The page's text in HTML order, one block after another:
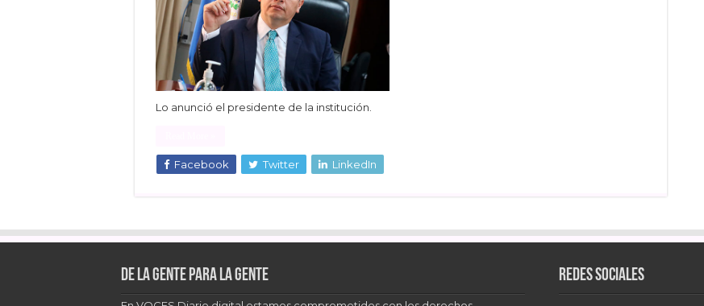
Lo anunció el presidente de la institución.
Facebook Twitter LinkedIn
De la gente para la gente Redes sociales